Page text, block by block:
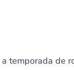
temporada de